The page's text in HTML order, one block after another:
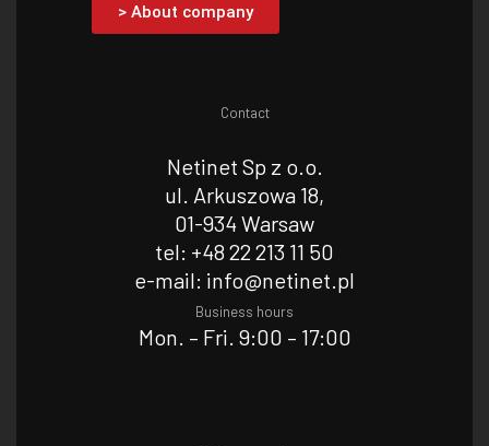
> About company
Contact
Netinet Sp z o.o.
ul. Arkuszowa 18,
01-934 Warsaw
tel: +48 22 213 11 50
e-mail: info@netinet.pl
Business hours
Mon. – Fri. 9:00 – 17:00